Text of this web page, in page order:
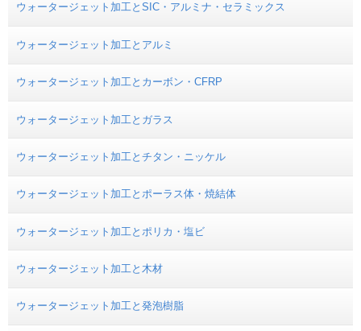
ウォータージェット加工とSIC・アルミナ・セラミックス
ウォータージェット加工とアルミ
ウォータージェット加工とカーボン・CFRP
ウォータージェット加工とガラス
ウォータージェット加工とチタン・ニッケル
ウォータージェット加工とポーラス体・焼結体
ウォータージェット加工とポリカ・塩ビ
ウォータージェット加工と木材
ウォータージェット加工と発泡樹脂